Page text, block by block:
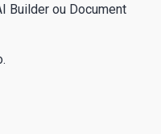
Builder ou Document